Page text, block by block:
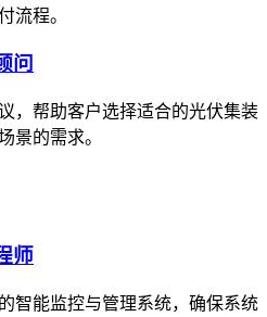
流程。
问
，帮助客户选择适合的光伏集装
景的需求。
师
智能监控与管理系统，确保系统